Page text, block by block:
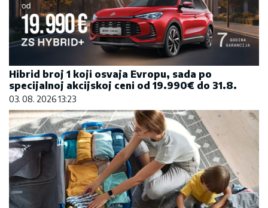
Hibrid broj 1 koji osvaja Evropu, sada po
specijalnoj akcijskoj ceni od 19.990€ do 31.8.
03. 08. 2026 13:23